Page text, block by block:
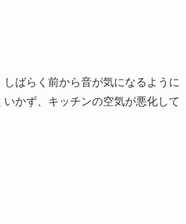
ばらく前から音が気になるように
かず、キッチンの空気が悪化して